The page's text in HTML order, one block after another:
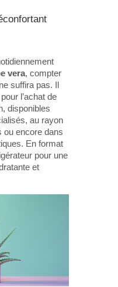
vera, compter
suffira pas. Il
l’achat de
disponibles
au rayon
ou encore dans
En format
pour une
et